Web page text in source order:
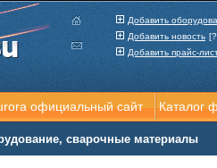
официальный сайт Каталог
сварочные материалы
Добавить
Добавить новость
Добавить прайс-